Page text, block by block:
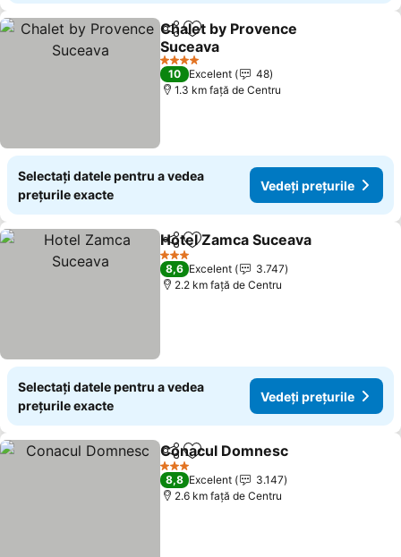
DistribuițiAdăugaţi la favorite
Chalet by Provence
Suceava
Vedeți prețurile
4 Stele
10 Excelent
48
1.3 km faţă de Centru
Selectați datele pentru a vedea
prețurile exacte
Vedeți prețurile
DistribuițiAdăugaţi la favorite
Hotel Zamca Suceava
3 Stele
8,6 Excelent
3.747
2.2 km faţă de Centru
Selectați datele pentru a vedea
prețurile exacte
Vedeți prețurile
DistribuițiAdăugaţi la favorite
Conacul Domnesc
3 Stele
8,8 Excelent
3.147
2.6 km faţă de Centru